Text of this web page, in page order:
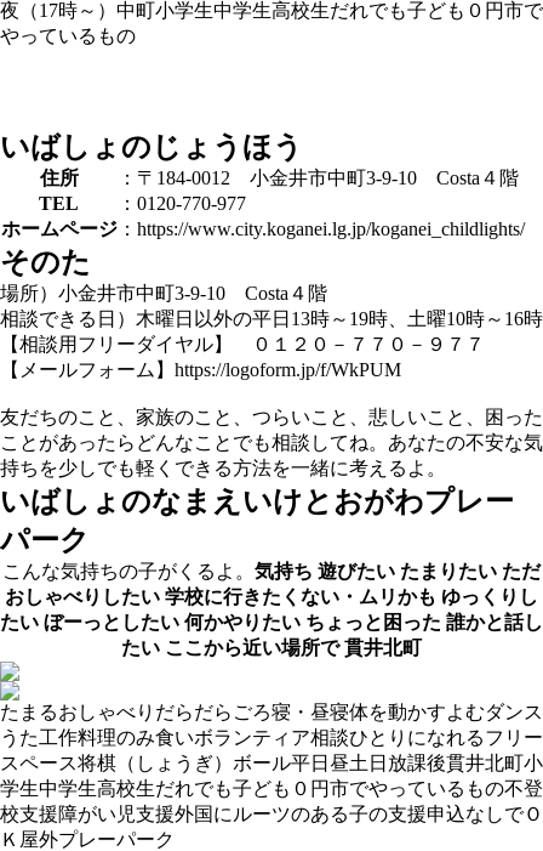
夜（17時～） 中町小学生中学生高校生だれでも子ども０円市で
やっているもの
いばしょのじょうほう
住所
：〒184-0012 小金井市中町3-9-10 Costa４階
TEL
：0120-770-977
ホームページ ：https://www.city.koganei.lg.jp/koganei_childlights/
そのた
場所）小金井市中町3-9-10 Costa４階
相談できる日）木曜日以外の平日13時～19時、土曜10時～16時
【相談用フリーダイヤル】 ０１２０－７７０－９７７
【メールフォーム】https://logoform.jp/f/WkPUM
友だちのこと、家族のこと、つらいこと、悲しいこと、困った
ことがあったらどんなことでも相談してね。あなたの不安な気
持ちを少しでも軽くできる方法を一緒に考えるよ。
いばしょのなまえ いけとおがわプレー
パーク
こんな気持ちの子がくるよ。 気持ち 遊びたい たまりたい ただ
おしゃべりしたい 学校に行きたくない・ムリかも ゆっくりし
たい ぼーっとしたい 何かやりたい ちょっと困った 誰かと話し
たい ここから近い場所で 貫井北町
たまるおしゃべり だらだら ごろ寝・昼寝体を動かすよむダンス
うた工作料理のみ食いボランティア相談ひとりになれるフリー
スペース将棋（しょうぎ） ボール平日昼土日 放課後貫井北町小
学生中学生高校生だれでも子ども０円市でやっているもの不登
校支援障がい児支援外国にルーツのある子の支援申込なしでＯ
Ｋ 屋外プレーパーク